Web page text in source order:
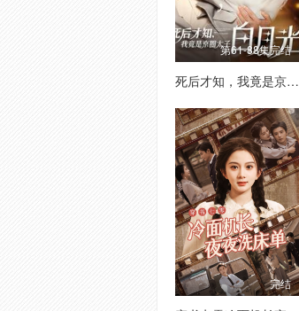
第61-88集完结
死后才知，我竟是京圈太子白月光
完结